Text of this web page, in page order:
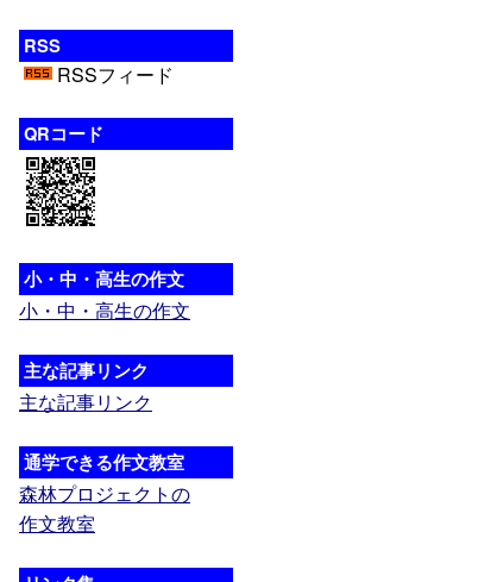
RSS
RSSフィード
QRコード
小・中・高生の作文
小・中・高生の作文
主な記事リンク
主な記事リンク
通学できる作文教室
森林プロジェクトの
作文教室